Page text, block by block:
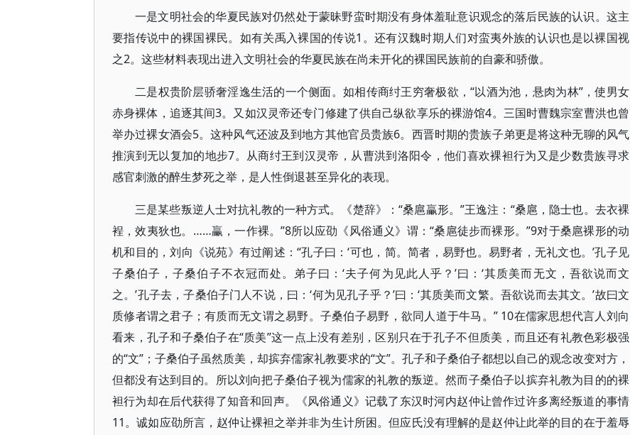
一是文明社会的华夏民族对仍然处于蒙昧野蛮时期没有身体羞耻意识观念的落后民族的认识。这主
要指传说中的裸国裸民。如有关禹入裸国的传说1。还有汉魏时期人们对蛮夷外族的认识也是以裸国视
之2。这些材料表现出进入文明社会的华夏民族在尚未开化的裸国民族前的自豪和骄傲。
二是权贵阶层骄奢淫逸生活的一个侧面。如相传商纣王穷奢极欲，“以酒为池，悬肉为林”，使男女
赤身裸体，追逐其间3。又如汉灵帝还专门修建了供自己纵欲享乐的裸游馆4。三国时曹魏宗室曹洪也曾
举办过裸女酒会5。这种风气还波及到地方其他官员贵族6。西晋时期的贵族子弟更是将这种无聊的风气
推演到无以复加的地步7。从商纣王到汉灵帝，从曹洪到洛阳令，他们喜欢裸袒行为又是少数贵族寻求
感官刺激的醉生梦死之举，是人性倒退甚至异化的表现。
三是某些叛逆人士对抗礼教的一种方式。《楚辞》：“桑扈臝形。”王逸注：“桑扈，隐士也。去衣裸
裎，效夷狄也。……臝，一作裸。”8所以应劭《风俗通义》谓：“桑扈徒步而裸形。”9对于桑扈裸形的动
机和目的，刘向《说苑》有过阐述：“孔子曰：‘可也，简。简者，易野也。易野者，无礼文也。’孔子见
子桑伯子，子桑伯子不衣冠而处。弟子曰：‘夫子何为见此人乎？’曰：‘其质美而无文，吾欲说而文
之。’孔子去，子桑伯子门人不说，曰：‘何为见孔子乎？’曰：‘其质美而文繁。吾欲说而去其文。’故曰文
质修者谓之君子；有质而无文谓之易野。子桑伯子易野，欲同人道于牛马。” 10在儒家思想代言人刘向
看来，孔子和子桑伯子在“质美”这一点上没有差别，区别只在于孔子不但质美，而且还有礼教色彩极强
的“文”；子桑伯子虽然质美，却摈弃儒家礼教要求的“文”。孔子和子桑伯子都想以自己的观念改变对方，
但都没有达到目的。所以刘向把子桑伯子视为儒家的礼教的叛逆。然而子桑伯子以摈弃礼教为目的的裸
袒行为却在后代获得了知音和回声。《风俗通义》记载了东汉时河内赵仲让曾作过许多离经叛道的事情
11。诚如应劭所言，赵仲让裸袒之举并非为生计所困。但应氏没有理解的是赵仲让此举的目的在于羞辱